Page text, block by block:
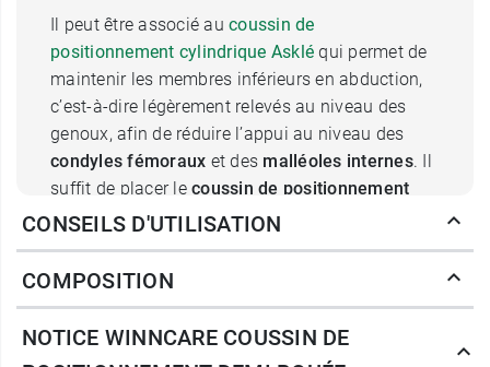
Il peut être associé au coussin de
positionnement cylindrique Asklé qui permet de
maintenir les membres inférieurs en abduction,
c’est-à-dire légèrement relevés au niveau des
genoux, afin de réduire l’appui au niveau des
condyles fémoraux et des malléoles internes. Il
suffit de placer le coussin de positionnement
demi-bouéepar-dessus le coussin cylindrique,
s’adresse aux patients alités sur une longue ou
moyenne période, situation propice à la
CONSEILS D'UTILISATION
COMPOSITION
NOTICE WINNCARE COUSSIN DE